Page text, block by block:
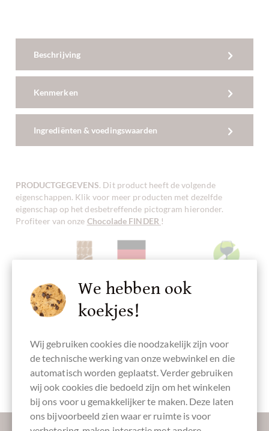
Beschrijving
Kenmerken
Ingrediënten & voedingswaarden
PRODUCTGEGEVENS. Dit product heeft de volgende
eigenschappen. Klik voor meer producten met dezelfde
eigenschap op het desbetreffende pictogram hieronder.
Profiteer van onze Chocolade FINDER !
Marsepein melkchocolade
Vervaardigd in
Duitsland,
Duitse
chocolade
Chocolade met
marsepein
Konservierungsstoffe
oranje
Laat ons uw inbox verzoeten:
We hebben ook
koekjes!
Wij gebruiken cookies die noodzakelijk zijn voor
de technische werking van onze webwinkel en die
automatisch worden geplaatst. Verder gebruiken
wij ook cookies die bedoeld zijn om het winkelen
bij ons voor u gemakkelijker te maken. Deze laten
ons bijvoorbeeld zien waar er ruimte is voor